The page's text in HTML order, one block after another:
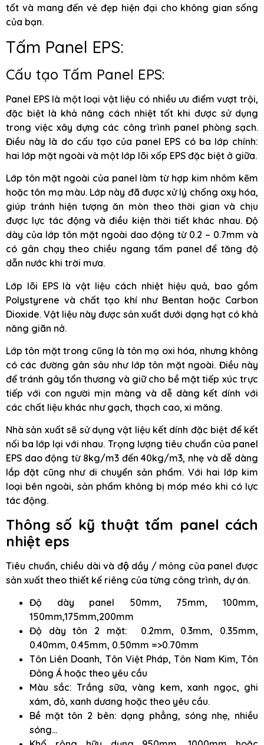
tốt và mang đến vẻ đẹp hiện đại cho không gian sống
của bạn.
Tấm Panel EPS:
Cấu tạo Tấm Panel EPS:
Panel EPS là một loại vật liệu có nhiều ưu điểm vượt trội,
đặc biệt là khả năng cách nhiệt tốt khi được sử dụng
trong việc xây dựng các công trình panel phòng sạch.
Điều này là do cấu tạo của panel EPS có ba lớp chính:
hai lớp mặt ngoài và một lớp lõi xốp EPS đặc biệt ở giữa.
Lớp tôn mặt ngoài của panel làm từ hợp kim nhôm kẽm
hoặc tôn mạ màu. Lớp này đã được xử lý chống oxy hóa,
giúp tránh hiện tượng ăn mòn theo thời gian và chịu
được lực tác động và điều kiện thời tiết khác nhau. Độ
dày của lớp tôn mặt ngoài dao động từ 0.2 – 0.7mm và
có gân chạy theo chiều ngang tấm panel để tăng độ
dẫn nước khi trời mưa.
Lớp lõi EPS là vật liệu cách nhiệt hiệu quả, bao gồm
Polystyrene và chất tạo khí như Bentan hoặc Carbon
Dioxide. Vật liệu này được sản xuất dưới dạng hạt có khả
năng giãn nở.
Lớp tôn mặt trong cũng là tôn mạ oxi hóa, nhưng không
có các đường gân sâu như lớp tôn mặt ngoài. Điều này
để tránh gây tổn thương và giữ cho bề mặt tiếp xúc trực
tiếp với con người mịn màng và dễ dàng kết dính với
các chất liệu khác như gạch, thạch cao, xi măng.
Nhà sản xuất sẽ sử dụng vật liệu kết dính đặc biệt để kết
nối ba lớp lại với nhau. Trọng lượng tiêu chuẩn của panel
EPS dao động từ 8kg/m3 đến 40kg/m3, nhẹ và dễ dàng
lắp đặt cũng như di chuyển sản phẩm. Với hai lớp kim
loại bên ngoài, sản phẩm không bị móp méo khi có lực
tác động.
Thông số kỹ thuật tấm panel cách
nhiệt eps
Tiêu chuẩn, chiều dài và độ dầy / mỏng của panel được
sản xuất theo thiết kế riêng của từng công trình, dự án.
Độ dày panel 50mm, 75mm, 100mm,
150mm,175mm,200mm
Độ dày tôn 2 mặt: 0.2mm, 0.3mm, 0.35mm,
0.40mm, 0.45mm, 0.50mm =>0.70mm
Tôn Liên Doanh, Tôn Việt Pháp, Tôn Nam Kim, Tôn
Đông Á hoặc theo yêu cầu
Màu sắc: Trắng sữa, vàng kem, xanh ngọc, ghi
xám, đỏ, xanh dương hoặc theo yêu cầu.
Bề mặt tôn 2 bên: dạng phẳng, sóng nhẹ, nhiều
sóng…